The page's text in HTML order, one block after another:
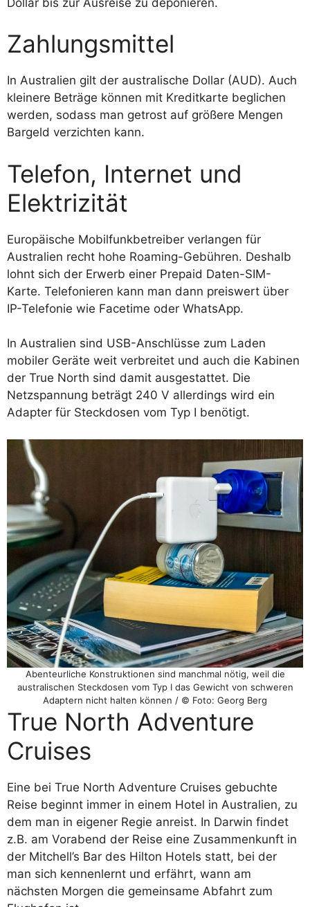
Zahlungsmittel
In Australien gilt der australische Dollar (AUD). Auch
kleinere Beträge können mit Kreditkarte beglichen
werden, sodass man getrost auf größere Mengen
Bargeld verzichten kann.
Telefon, Internet und
Elektrizität
Europäische Mobilfunkbetreiber verlangen für
Australien recht hohe Roaming-Gebühren. Deshalb
lohnt sich der Erwerb einer Prepaid Daten-SIM-
Karte. Telefonieren kann man dann preiswert über
IP-Telefonie wie Facetime oder WhatsApp.
In Australien sind USB-Anschlüsse zum Laden
mobiler Geräte weit verbreitet und auch die Kabinen
der True North sind damit ausgestattet. Die
Netzspannung beträgt 240 V allerdings wird ein
Adapter für Steckdosen vom Typ I benötigt.
Abenteurliche Konstruktionen sind manchmal nötig, weil die
australischen Steckdosen vom Typ I das Gewicht von schweren
Adaptern nicht halten können / © Foto: Georg Berg
True North Adventure
Cruises
Eine bei True North Adventure Cruises gebuchte
Reise beginnt immer in einem Hotel in Australien, zu
dem man in eigener Regie anreist. In Darwin findet
z.B. am Vorabend der Reise eine Zusammenkunft in
der Mitchell’s Bar des Hilton Hotels statt, bei der
man sich kennenlernt und erfährt, wann am
nächsten Morgen die gemeinsame Abfahrt zum